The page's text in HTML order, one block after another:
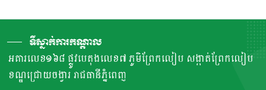
ទីស្នាក់ការកណ្តាល
អគារលេខ១៦៨ ផ្លូវបេតុងលេខ៧ ភូមិព្រែកលៀប សង្កាត់ព្រែកលៀប
ខណ្ឌជ្រោយចង្វារ រាជធានីភ្នំពេញ